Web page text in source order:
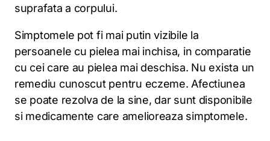
suprafata a corpului.
Simptomele pot fi mai putin vizibile la
persoanele cu pielea mai inchisa, in comparatie
cu cei care au pielea mai deschisa. Nu exista un
remediu cunoscut pentru eczeme. Afectiunea
se poate rezolva de la sine, dar sunt disponibile
si medicamente care amelioreaza simptomele.